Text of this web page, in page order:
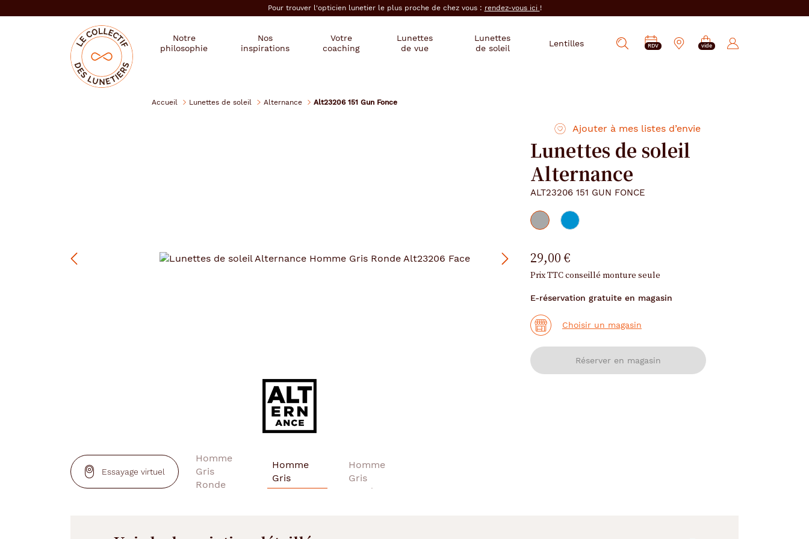
Pour trouver l'opticien lunetier le plus proche de chez vous : rendez-vous ici !
Opticien
le
collectif
des
lunetiers
Notre
philosophie
Nos
inspirations
Votre
coaching
Lunettes
de vue
Lunettes
de soleil
Lentilles
AfficherPRENDRE
RDV
Mes
vide
Accueil Lunettes de soleil Alternance Alt23206 151 Gun Fonce
Ajouter à mes listes d’envie
Précédent Suivant
Essayage virtuel
Lunettes de soleil
Alternance
ALT23206 151 GUN FONCE
29,00 €
Prix TTC conseillé monture seule
E-réservation gratuite en magasin
Choisir un magasin
Réserver en magasin